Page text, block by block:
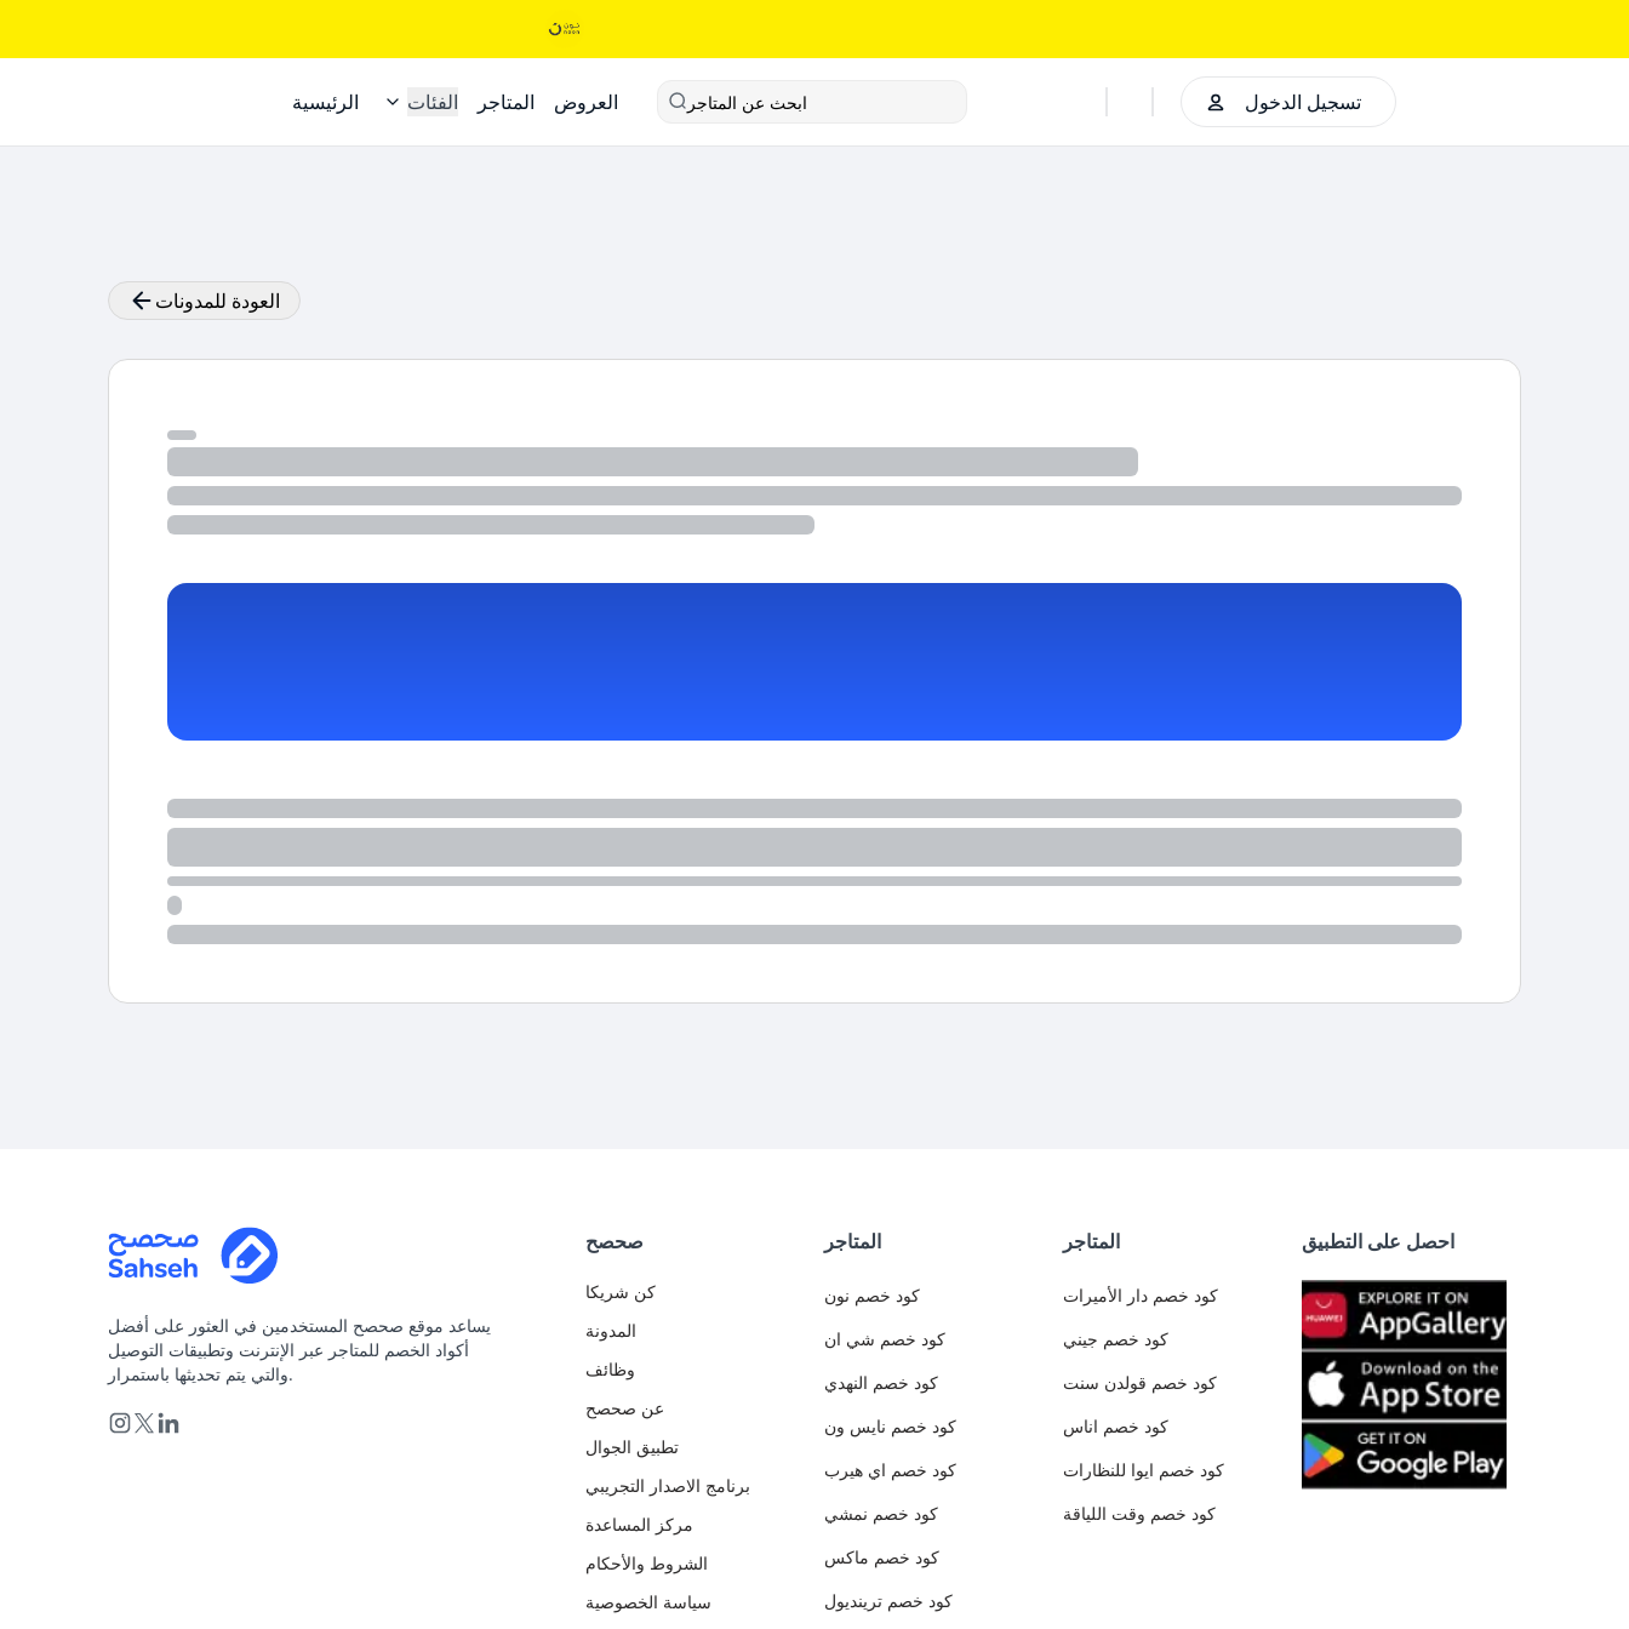
الرئيسية الفئات المتاجر العروض ابحث عن المتاجر تسجيل الدخول
العودة للمدونات
يساعد موقع صحصح المستخدمين في العثور على أفضل
أكواد الخصم للمتاجر عبر الإنترنت وتطبيقات التوصيل
والتي يتم تحديثها باستمرار.
صحصح
كن شريكا
المدونة
وظائف
عن صحصح
تطبيق الجوال
برنامج الاصدار التجريبي
مركز المساعدة
الشروط والأحكام
سياسة الخصوصية
المتاجر
كود خصم نون
كود خصم شي ان
كود خصم النهدي
كود خصم نايس ون
كود خصم اي هيرب
كود خصم نمشي
كود خصم ماكس
كود خصم ترينديول
المتاجر
كود خصم دار الأميرات
كود خصم جيني
كود خصم قولدن سنت
كود خصم اناس
كود خصم ايوا للنظارات
كود خصم وقت اللياقة
احصل على التطبيق